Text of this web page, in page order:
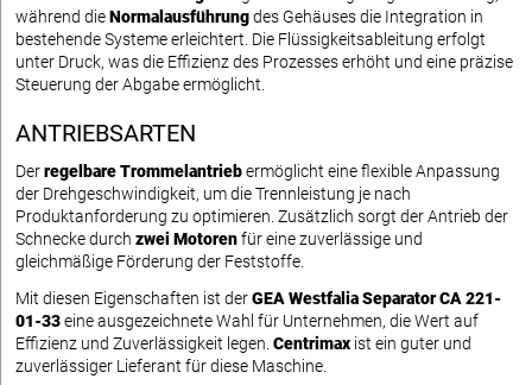
während dieNormalausführungdes Gehäuses die Integration in
bestehende Systeme erleichtert. Die Flüssigkeitsableitung erfolgt
unter Druck, was die Effizienz des Prozesses erhöht und eine präzise
Steuerung der Abgabe ermöglicht.
ANTRIEBSARTEN
Derregelbare Trommelantriebermöglicht eine flexible Anpassung
der Drehgeschwindigkeit, um die Trennleistung je nach
Produktanforderung zu optimieren. Zusätzlich sorgt der Antrieb der
Schnecke durch zwei Motorenfür eine zuverlässige und
gleichmäßige Förderung der Feststoffe.
Mit diesen Eigenschaften ist derGEA Westfalia Separator CA 221-
01-33eine ausgezeichnete Wahl für Unternehmen, die Wert auf
Effizienz und Zuverlässigkeit legen. Centrimax ist ein guter und
zuverlässiger Lieferant für diese Maschine.